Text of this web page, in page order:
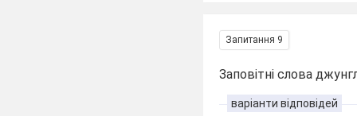
Запитання 9
Заповітні слова
варіанти відповідей